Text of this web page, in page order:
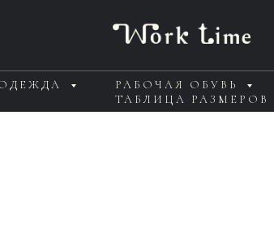
РАБОЧАЯ ОБУВЬ
ТАБЛИЦА РАЗМЕРОВ